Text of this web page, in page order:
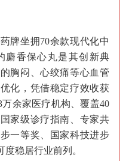
牌坐拥70余款现代化中
麝香保心丸是其创新典
胸闷、心绞痛等心血管
化，凭借稳定疗效收获
余家医疗机构、覆盖40
家级诊疗指南、专家共
一等奖、国家科技进步
稳居行业前列。